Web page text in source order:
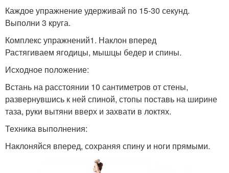
Каждое упражнение удерживай по 15-30 секунд.
Выполни 3 круга.
Комплекс упражнений1. Наклон вперед
Растягиваем ягодицы, мышцы бедер и спины.
Исходное положение:
Встань на расстоянии 10 сантиметров от стены,
развернувшись к ней спиной, стопы поставь на ширине
таза, руки вытяни вверх и захвати в локтях.
Техника выполнения:
Наклоняйся вперед, сохраняя спину и ноги прямыми.